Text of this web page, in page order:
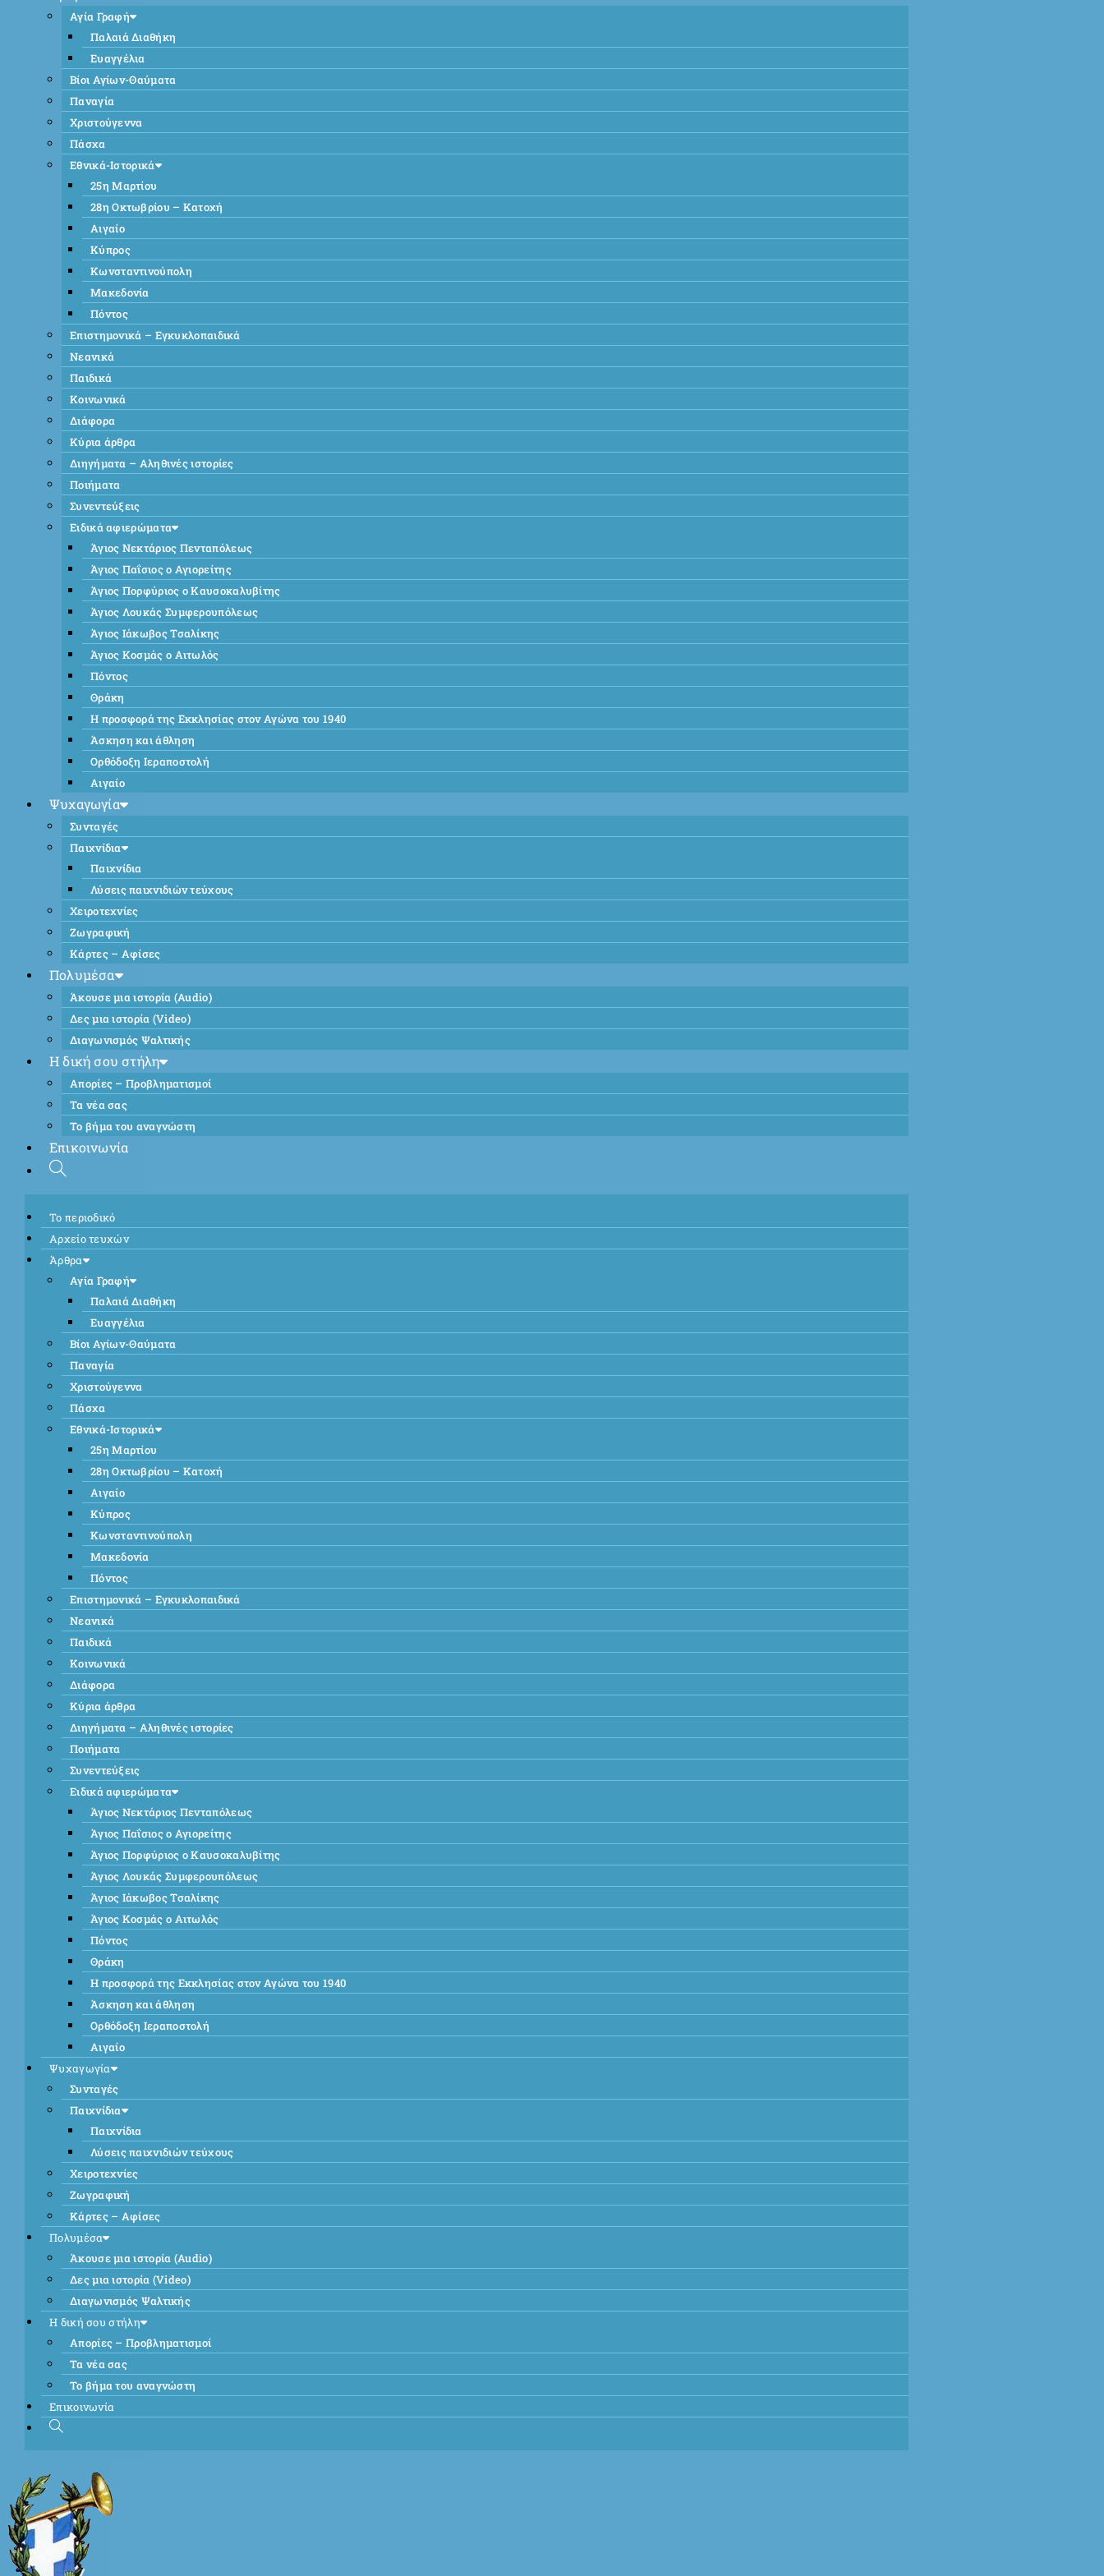
Αγία Γραφή
Παλαιά Διαθήκη
Ευαγγέλια
Βίοι Αγίων-Θαύματα
Παναγία
Χριστούγεννα
Πάσχα
Εθνικά-Ιστορικά
25η Μαρτίου
28η Οκτωβρίου – Κατοχή
Αιγαίο
Κύπρος
Κωνσταντινούπολη
Μακεδονία
Πόντος
Επιστημονικά – Εγκυκλοπαιδικά
Νεανικά
Παιδικά
Κοινωνικά
Διάφορα
Κύρια άρθρα
Διηγήματα – Αληθινές ιστορίες
Ποιήματα
Συνεντεύξεις
Ειδικά αφιερώματα
Άγιος Νεκτάριος Πενταπόλεως
Άγιος Παΐσιος ο Αγιορείτης
Άγιος Πορφύριος ο Καυσοκαλυβίτης
Άγιος Λουκάς Συμφερουπόλεως
Άγιος Ιάκωβος Τσαλίκης
Άγιος Κοσμάς ο Αιτωλός
Πόντος
Θράκη
Η προσφορά της Εκκλησίας στον Αγώνα του 1940
Άσκηση και άθληση
Ορθόδοξη Ιεραποστολή
Αιγαίο
Ψυχαγωγία
Συνταγές
Παιχνίδια
Παιχνίδια
Λύσεις παιχνιδιών τεύχους
Χειροτεχνίες
Ζωγραφική
Κάρτες – Αφίσες
Πολυμέσα
Άκουσε μια ιστορία (Audio)
Δες μια ιστορία (Video)
Διαγωνισμός Ψαλτικής
Η δική σου στήλη
Απορίες – Προβληματισμοί
Τα νέα σας
Το βήμα του αναγνώστη
Επικοινωνία
Το περιοδικό
Αρχείο τευχών
Άρθρα
Αγία Γραφή
Παλαιά Διαθήκη
Ευαγγέλια
Βίοι Αγίων-Θαύματα
Παναγία
Χριστούγεννα
Πάσχα
Εθνικά-Ιστορικά
25η Μαρτίου
28η Οκτωβρίου – Κατοχή
Αιγαίο
Κύπρος
Κωνσταντινούπολη
Μακεδονία
Πόντος
Επιστημονικά – Εγκυκλοπαιδικά
Νεανικά
Παιδικά
Κοινωνικά
Διάφορα
Κύρια άρθρα
Διηγήματα – Αληθινές ιστορίες
Ποιήματα
Συνεντεύξεις
Ειδικά αφιερώματα
Άγιος Νεκτάριος Πενταπόλεως
Άγιος Παΐσιος ο Αγιορείτης
Άγιος Πορφύριος ο Καυσοκαλυβίτης
Άγιος Λουκάς Συμφερουπόλεως
Άγιος Ιάκωβος Τσαλίκης
Άγιος Κοσμάς ο Αιτωλός
Πόντος
Θράκη
Η προσφορά της Εκκλησίας στον Αγώνα του 1940
Άσκηση και άθληση
Ορθόδοξη Ιεραποστολή
Αιγαίο
Ψυχαγωγία
Συνταγές
Παιχνίδια
Παιχνίδια
Λύσεις παιχνιδιών τεύχους
Χειροτεχνίες
Ζωγραφική
Κάρτες – Αφίσες
Πολυμέσα
Άκουσε μια ιστορία (Audio)
Δες μια ιστορία (Video)
Διαγωνισμός Ψαλτικής
Η δική σου στήλη
Απορίες – Προβληματισμοί
Τα νέα σας
Το βήμα του αναγνώστη
Επικοινωνία